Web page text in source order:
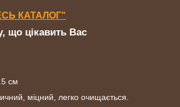
КАТАЛОГ"
що цікавить Вас
см
міцний, легко очищається.